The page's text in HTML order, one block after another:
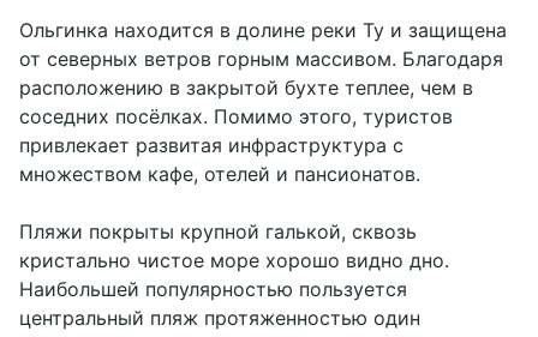
Ольгинка находится в долине реки Ту и защищена
от северных ветров горным массивом. Благодаря
расположению в закрытой бухте теплее, чем в
соседних посёлках. Помимо этого, туристов
привлекает развитая инфраструктура с
множеством кафе, отелей и пансионатов.
Пляжи покрыты крупной галькой, сквозь
кристально чистое море хорошо видно дно.
Наибольшей популярностью пользуется
центральный пляж протяженностью один